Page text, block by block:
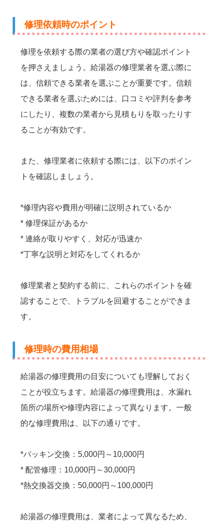
修理依頼時のポイント
修理を依頼する際の業者の選び方や確認ポイント
を押さえましょう。給湯器の修理業者を選ぶ際に
は、信頼できる業者を選ぶことが重要です。信頼
できる業者を選ぶためには、口コミや評判を参考
にしたり、複数の業者から見積もりを取ったりす
ることが有効です。
また、修理業者に依頼する際には、以下のポイン
トを確認しましょう。
*修理内容や費用が明確に説明されているか
* 修理保証があるか
* 連絡が取りやすく、対応が迅速か
*丁寧な説明と対応をしてくれるか
修理業者と契約する前に、これらのポイントを確
認することで、トラブルを回避することができま
す。
修理時の費用相場
給湯器の修理費用の目安についても理解しておく
ことが役立ちます。給湯器の修理費用は、水漏れ
箇所の場所や修理内容によって異なります。一般
的な修理費用は、以下の通りです。
*パッキン交換：5,000円～10,000円
* 配管修理：10,000円～30,000円
*熱交換器交換：50,000円～100,000円
給湯器の修理費用は、業者によって異なるため、